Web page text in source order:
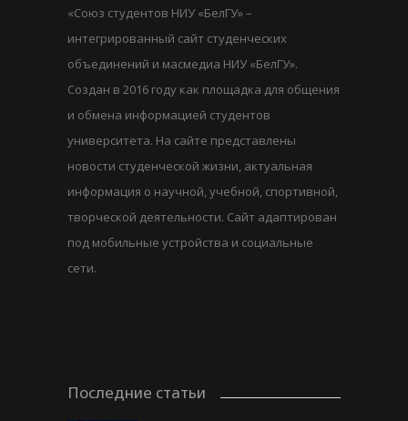
«Союз студентов НИУ «БелГУ» –
интегрированный сайт студенческих
объединений и масмедиа НИУ «БелГУ».
Создан в 2016 году как площадка для общения
и обмена информацией студентов
университета. На сайте представлены
новости студенческой жизни, актуальная
информация о научной, учебной, спортивной,
творческой деятельности. Сайт адаптирован
под мобильные устройства и социальные
сети.
Последние статьи